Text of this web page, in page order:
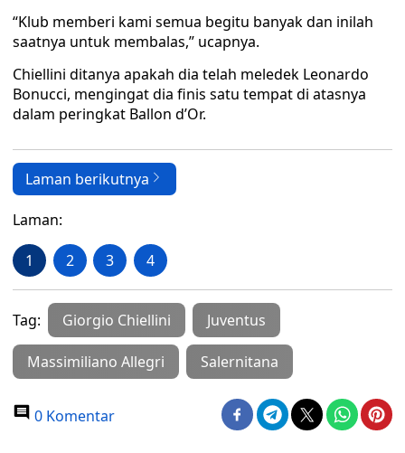
“Klub memberi kami semua begitu banyak dan inilah
saatnya untuk membalas,” ucapnya.
Chiellini ditanya apakah dia telah meledek Leonardo
Bonucci, mengingat dia finis satu tempat di atasnya
dalam peringkat Ballon d’Or.
Laman berikutnya
Laman:
1 2 3 4
Tag: Giorgio Chiellini Juventus
Massimiliano Allegri Salernitana
0 Komentar